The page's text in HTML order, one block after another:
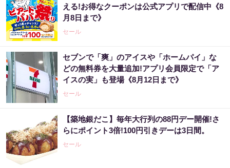
える!お得なクーポンは公式アプリで配信中《8
月8日まで》
セール
セブンで「爽」のアイスや「ホームパイ」な
どの無料券を大量追加!アプリ会員限定で「ア
イスの実」も登場《8月12日まで》
セール
【築地銀だこ】毎年大行列の88円デー開催!さ
らにポイント3倍!100円引きデーは3日間。
セール